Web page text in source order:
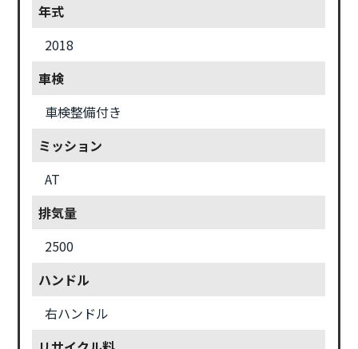
年式
2018
車検
車検整備付き
ミッション
AT
排気量
2500
ハンドル
右ハンドル